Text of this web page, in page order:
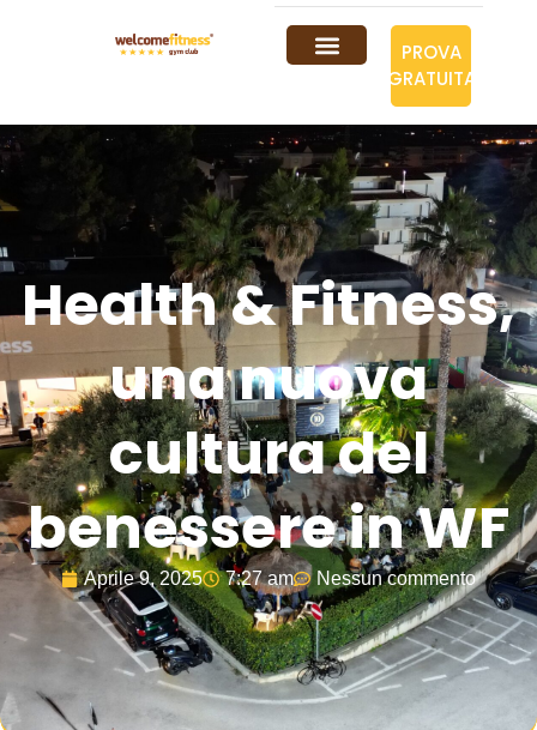
PROVA
GRATUITA
Health & Fitness,
una nuova
cultura del
benessere in WF
Aprile 9, 2025 7:27 am Nessun commento